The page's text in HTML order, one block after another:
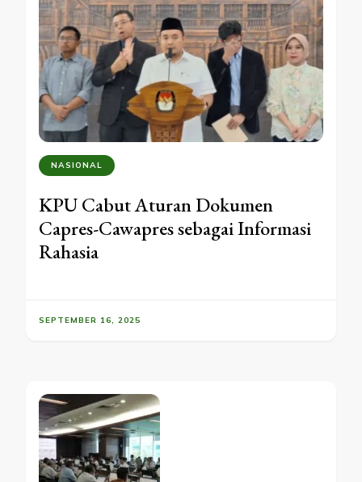
NASIONAL
KPU Cabut Aturan Dokumen
Capres-Cawapres sebagai Informasi
Rahasia
SEPTEMBER 16, 2025